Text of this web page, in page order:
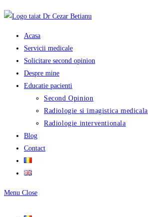
Skip
content Acasa
Servicii medicale
Solicitare second opinion
Despre mine
Educatie pacienti
Second Opinion
Radiologie si imagistica medicala
Radiologie interventionala
Blog
Contact
Menu Close